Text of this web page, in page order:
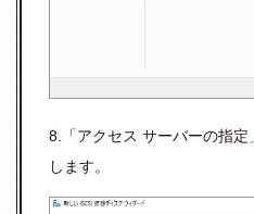
8.「アクセス サーバーの指
します。